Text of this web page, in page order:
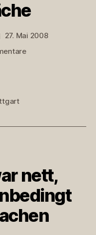
27. Mai 2008
zu
nett,